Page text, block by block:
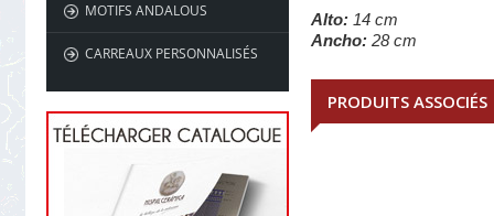
MOTIFS ANDALOUS
CARREAUX PERSONNALISÉS
Alto: 14 cm
Ancho: 28 cm
PRODUITS ASSOCIÉS